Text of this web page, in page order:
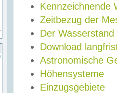
Kennzeichnende
Zeitbezug der
Der Wasserstand
Download
Astronomische
Höhensysteme
Einzugsgebiete